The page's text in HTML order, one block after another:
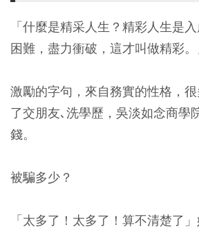
「什麼是精采人生？ 精彩人生是
困難，盡力衝破，這才叫做精彩。
激勵的字句，來自務實的性格，
了交朋友､洗學歷，吳淡如念商學
錢。
被騙多少？
「太多了！太多了！算不清楚了